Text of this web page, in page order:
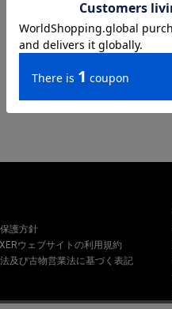
護方針
ウェブサイトの利用規約
及び古物営業法に基づく表記